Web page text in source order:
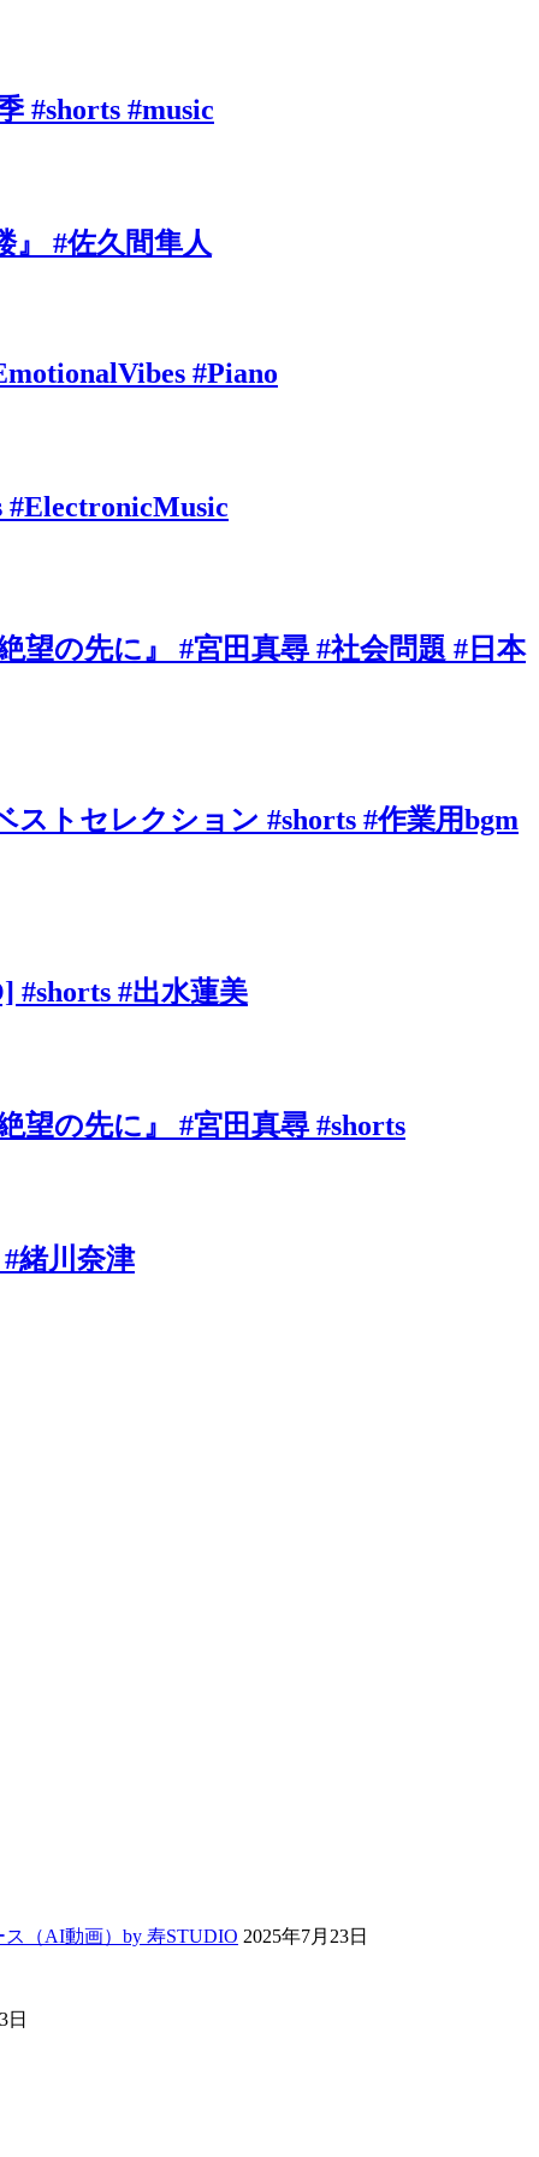
#shorts #music
』 #佐久間隼人
#Piano
の先に』 #宮田真尋 #社会問題 #日本
ストセレクション #shorts #作業用bgm
#shorts #出水蓮美
の先に』 #宮田真尋 #shorts
緒川奈津
（AI動画）by 寿STUDIO 2025年7月23日
日